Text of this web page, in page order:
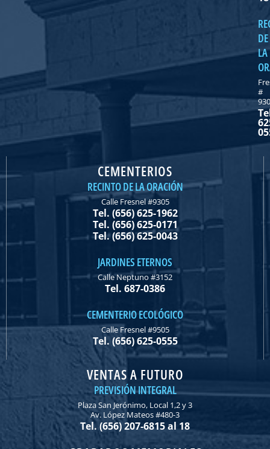
DE
LA
#
CEMENTERIOS
RECINTO DE LA ORACIÓN
Calle Fresnel #9305
Tel. (656) 625-1962
Tel. (656) 625-0171
Tel. (656) 625-0043
JARDINES ETERNOS
Calle Neptuno #3152
Tel. 687-0386
CEMENTERIO ECOLÓGICO
Calle Fresnel #9505
Tel. (656) 625-0555
VENTAS A FUTURO
PREVISIÓN INTEGRAL
Plaza San Jerónimo, Local 1,2 y 3
Av. López Mateos #480-3
Tel. (656) 207-6815 al 18